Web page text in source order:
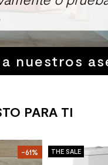
nuestros
PARA TI
-61% THE SALE